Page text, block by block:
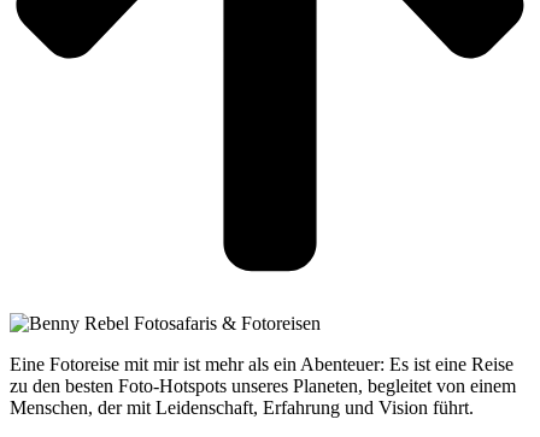
Eine Fotoreise mit mir ist mehr als ein Abenteuer: Es ist eine Reise
zu den besten Foto-Hotspots unseres Planeten, begleitet von einem
Menschen, der mit Leidenschaft, Erfahrung und Vision führt.